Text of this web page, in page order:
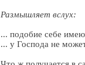
Размышляет вслух:
... подобие себе
... у Господа не